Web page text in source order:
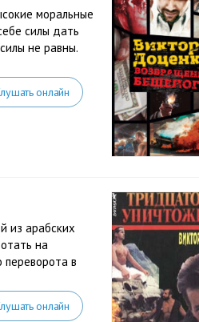
моральные
силы дать
не равны.
онлайн
из арабских
на
переворота в
онлайн